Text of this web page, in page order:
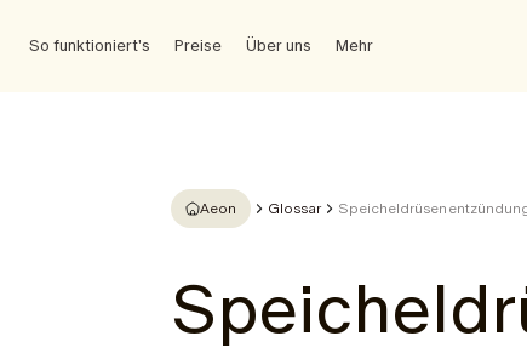
So funktioniert's Preise Über uns Mehr
Aeon Glossar